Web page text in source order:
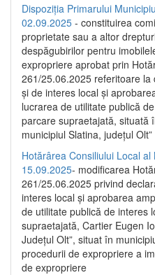
Dispoziția Primarului
02.09.2025 - constituirea
proprietate sau a altor
despăgubirilor pentru
expropriere aprobat prin
261/25.06.2025 referitoare
și de interes local și
lucrarea de utilitate publică
parcare supraetajată, situată
municipiul Slatina, județul Olt”
Hotărârea Consiliului Local
15.09.2025- modificarea
261/25.06.2025 privind
interes local și aprobarea
de utilitate publică de interes
supraetajată, Cartier Eugen
Județul Olt”, situat în
procedurii de expropriere a
de expropriere